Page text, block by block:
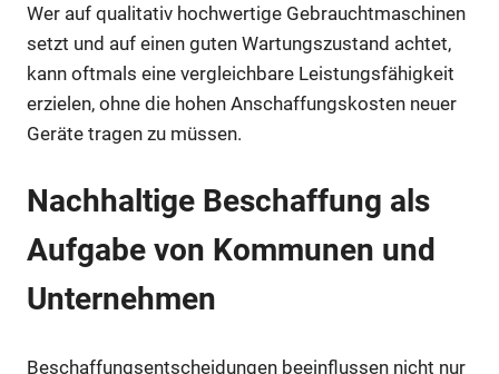
Wer auf qualitativ hochwertige Gebrauchtmaschinen
setzt und auf einen guten Wartungszustand achtet,
kann oftmals eine vergleichbare Leistungsfähigkeit
erzielen, ohne die hohen Anschaffungskosten neuer
Geräte tragen zu müssen.
Nachhaltige Beschaffung als
Aufgabe von Kommunen und
Unternehmen
Beschaffungsentscheidungen beeinflussen nicht nur